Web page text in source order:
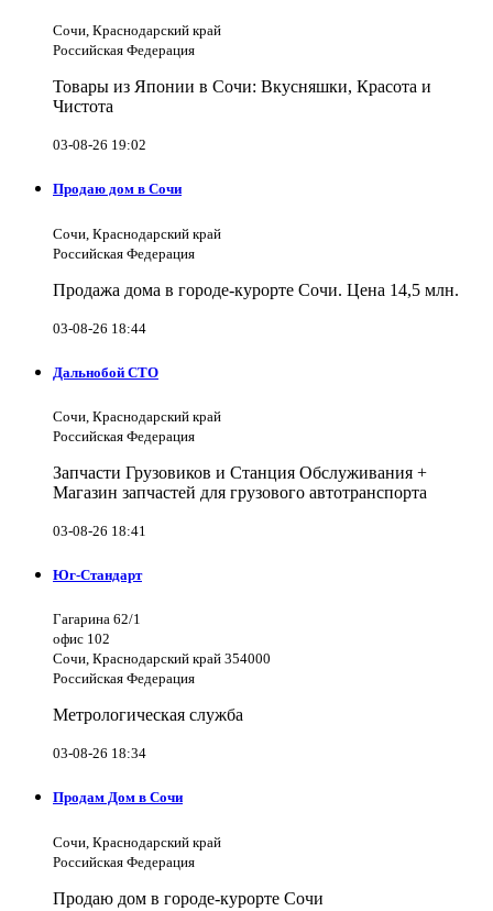
Сочи, Краснодарский край
Российская Федерация
Товары из Японии в Сочи: Вкусняшки, Красота и
Чистота
03-08-26 19:02
Продаю дом в Сочи
Сочи, Краснодарский край
Российская Федерация
Продажа дома в городе-курорте Сочи. Цена 14,5 млн.
03-08-26 18:44
Дальнобой СТО
Сочи, Краснодарский край
Российская Федерация
Запчасти Грузовиков и Станция Обслуживания +
Магазин запчастей для грузового автотранспорта
03-08-26 18:41
Юг-Стандарт
Гагарина 62/1
офис 102
Сочи, Краснодарский край 354000
Российская Федерация
Метрологическая служба
03-08-26 18:34
Продам Дом в Сочи
Сочи, Краснодарский край
Российская Федерация
Продаю дом в городе-курорте Сочи